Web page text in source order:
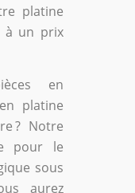
platine
à un prix
en
platine
? Notre
pour le
sous
aurez